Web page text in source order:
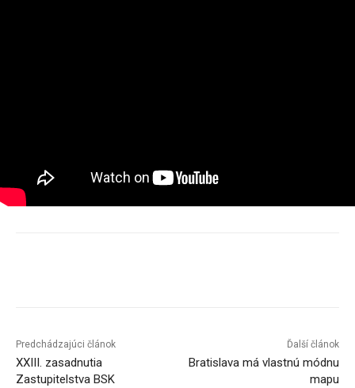
Predchádzajúci článok
XXIII. zasadnutia
Zastupitelstva BSK
Ďalší článok
Bratislava má vlastnú módnu
mapu